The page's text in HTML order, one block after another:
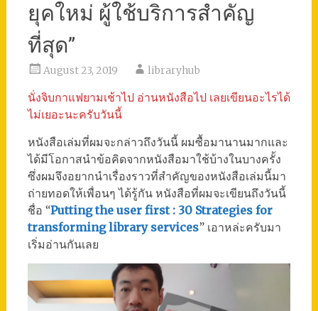
ยุคใหม่ ผู้ใช้บริการสำคัญ
ที่สุด”
August 23, 2019 libraryhub
นั่งจิบกาแฟยามเช้าไป อ่านหนังสือไป เลยเขียนอะไรได้
ไม่เยอะนะครับวันนี้
หนังสือเล่มที่ผมจะกล่าวถึงวันนี้ ผมซื้อมานานมากและ
ได้มีโอกาสนำข้อคิดจากหนังสือมาใช้บ้างในบางครั้ง
ซึ่งผมจึงอยากนำเรื่องราวที่สำคัญของหนังสือเล่มนี้มา
ถ่ายทอดให้เพื่อนๆ ได้รู้กัน หนังสือที่ผมจะเขียนถึงวันนี้
ชื่อ “Putting the user first : 30 Strategies for
transforming library services” เอาหล่ะครับมา
เริ่มอ่านกันเลย